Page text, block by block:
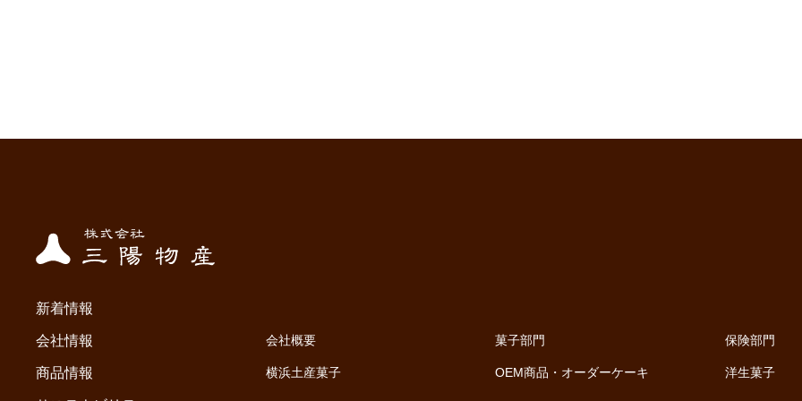
新着情報
会社情報 会社概要 菓子部門 保険部門
商品情報 横浜土産菓子 OEM商品・オーダーケーキ 洋生菓子